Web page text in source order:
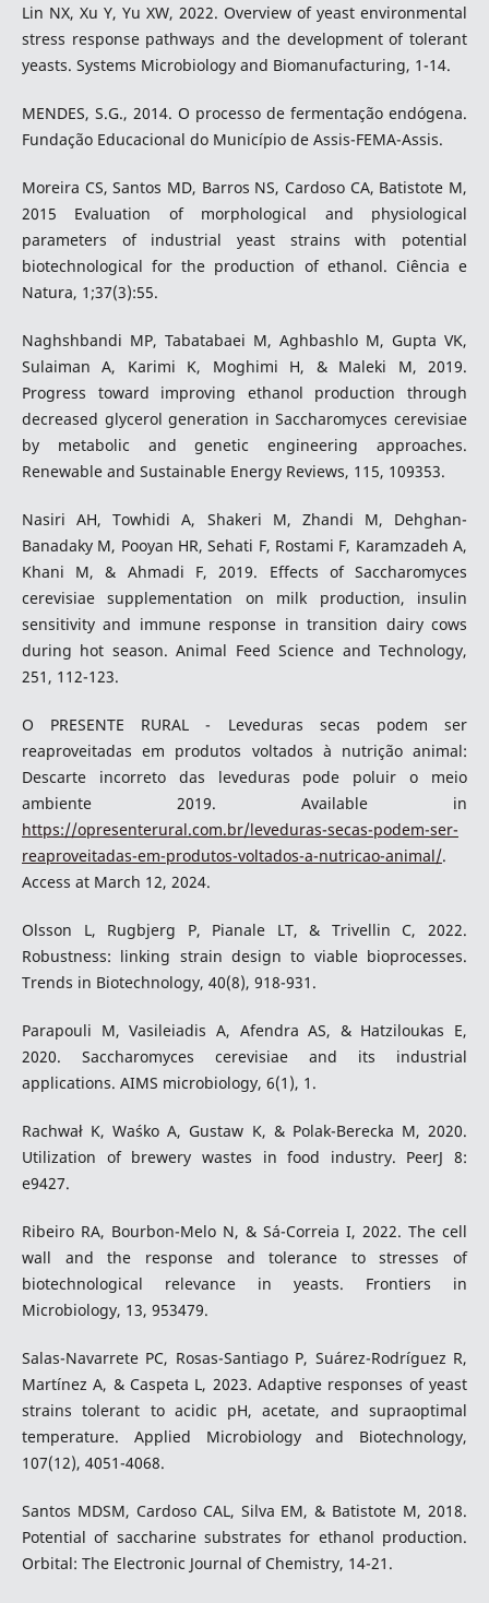
Lin NX, Xu Y, Yu XW, 2022. Overview of yeast environmental
stress response pathways and the development of tolerant
yeasts. Systems Microbiology and Biomanufacturing, 1-14.
MENDES, S.G., 2014. O processo de fermentação endógena.
Fundação Educacional do Município de Assis-FEMA-Assis.
Moreira CS, Santos MD, Barros NS, Cardoso CA, Batistote M,
2015 Evaluation of morphological and physiological
parameters of industrial yeast strains with potential
biotechnological for the production of ethanol. Ciência e
Natura, 1;37(3):55.
Naghshbandi MP, Tabatabaei M, Aghbashlo M, Gupta VK,
Sulaiman A, Karimi K, Moghimi H, & Maleki M, 2019.
Progress toward improving ethanol production through
decreased glycerol generation in Saccharomyces cerevisiae
by metabolic and genetic engineering approaches.
Renewable and Sustainable Energy Reviews, 115, 109353.
Nasiri AH, Towhidi A, Shakeri M, Zhandi M, Dehghan-
Banadaky M, Pooyan HR, Sehati F, Rostami F, Karamzadeh A,
Khani M, & Ahmadi F, 2019. Effects of Saccharomyces
cerevisiae supplementation on milk production, insulin
sensitivity and immune response in transition dairy cows
during hot season. Animal Feed Science and Technology,
251, 112-123.
O PRESENTE RURAL - Leveduras secas podem ser
reaproveitadas em produtos voltados à nutrição animal:
Descarte incorreto das leveduras pode poluir o meio
ambiente 2019. Available in
https://opresenterural.com.br/leveduras-secas-podem-ser-
reaproveitadas-em-produtos-voltados-a-nutricao-animal/.
Access at March 12, 2024.
Olsson L, Rugbjerg P, Pianale LT, & Trivellin C, 2022.
Robustness: linking strain design to viable bioprocesses.
Trends in Biotechnology, 40(8), 918-931.
Parapouli M, Vasileiadis A, Afendra AS, & Hatziloukas E,
2020. Saccharomyces cerevisiae and its industrial
applications. AIMS microbiology, 6(1), 1.
Rachwał K, Waśko A, Gustaw K, & Polak-Berecka M, 2020.
Utilization of brewery wastes in food industry. PeerJ 8:
e9427.
Ribeiro RA, Bourbon-Melo N, & Sá-Correia I, 2022. The cell
wall and the response and tolerance to stresses of
biotechnological relevance in yeasts. Frontiers in
Microbiology, 13, 953479.
Salas-Navarrete PC, Rosas-Santiago P, Suárez-Rodríguez R,
Martínez A, & Caspeta L, 2023. Adaptive responses of yeast
strains tolerant to acidic pH, acetate, and supraoptimal
temperature. Applied Microbiology and Biotechnology,
107(12), 4051-4068.
Santos MDSM, Cardoso CAL, Silva EM, & Batistote M, 2018.
Potential of saccharine substrates for ethanol production.
Orbital: The Electronic Journal of Chemistry, 14-21.